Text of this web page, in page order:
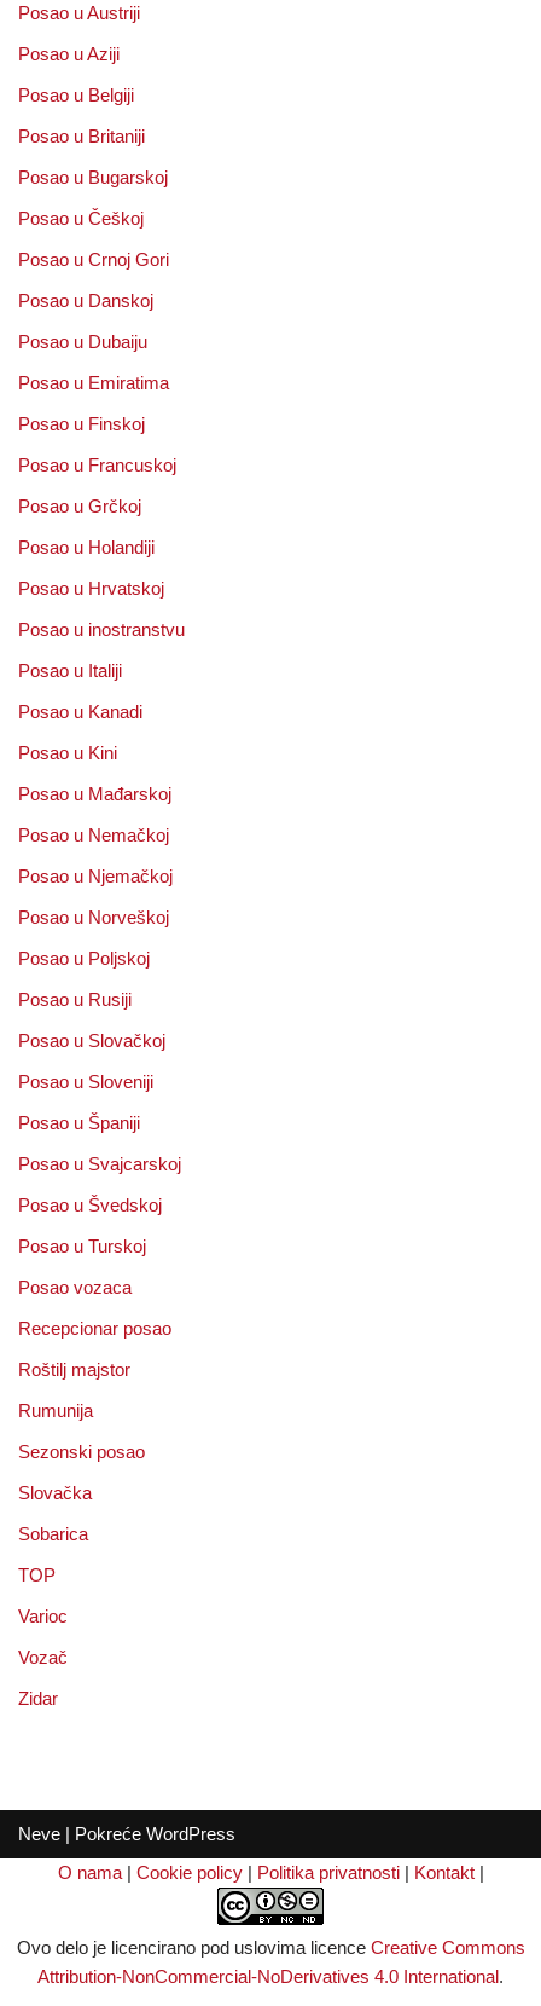
Posao u Austriji
Posao u Aziji
Posao u Belgiji
Posao u Britaniji
Posao u Bugarskoj
Posao u Češkoj
Posao u Crnoj Gori
Posao u Danskoj
Posao u Dubaiju
Posao u Emiratima
Posao u Finskoj
Posao u Francuskoj
Posao u Grčkoj
Posao u Holandiji
Posao u Hrvatskoj
Posao u inostranstvu
Posao u Italiji
Posao u Kanadi
Posao u Kini
Posao u Mađarskoj
Posao u Nemačkoj
Posao u Njemačkoj
Posao u Norveškoj
Posao u Poljskoj
Posao u Rusiji
Posao u Slovačkoj
Posao u Sloveniji
Posao u Španiji
Posao u Svajcarskoj
Posao u Švedskoj
Posao u Turskoj
Posao vozaca
Recepcionar posao
Roštilj majstor
Rumunija
Sezonski posao
Slovačka
Sobarica
TOP
Varioc
Vozač
Zidar
Neve | Pokreće WordPress
O nama | Cookie policy | Politika privatnosti | Kontakt |
Ovo delo je licencirano pod uslovima licence Creative Commons
Attribution-NonCommercial-NoDerivatives 4.0 International.